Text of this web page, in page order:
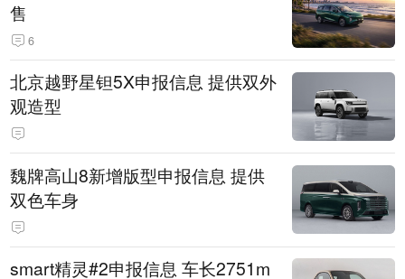
售
6
北京越野星钽5X申报信息 提供双外
观造型
魏牌高山8新增版型申报信息 提供
双色车身
smart精灵#2申报信息 车长2751m